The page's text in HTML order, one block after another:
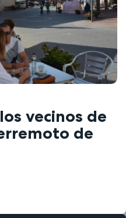
vecinos de
de